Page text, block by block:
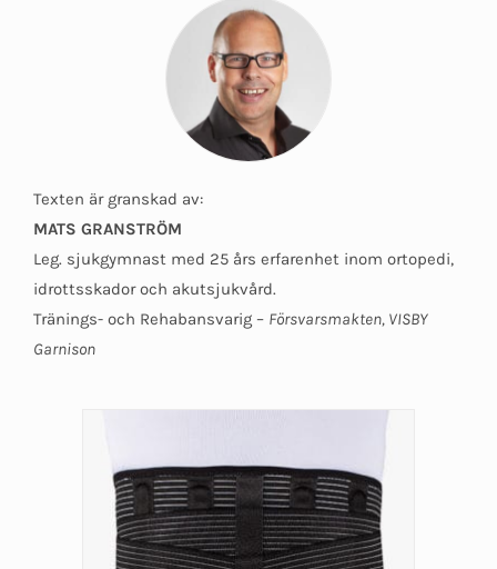
Texten är granskad av:
MATS GRANSTRÖM
Leg. sjukgymnast med 25 års erfarenhet inom ortopedi,
idrottsskador och akutsjukvård.
Tränings- och Rehabansvarig – Försvarsmakten, VISBY
Garnison